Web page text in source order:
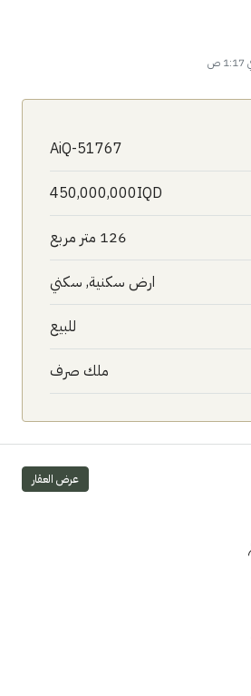
AiQ-51767
450,000,000IQD
126 متر مربع
ارض سكنية, سكني
للبيع
ملك صرف
عرض العقار